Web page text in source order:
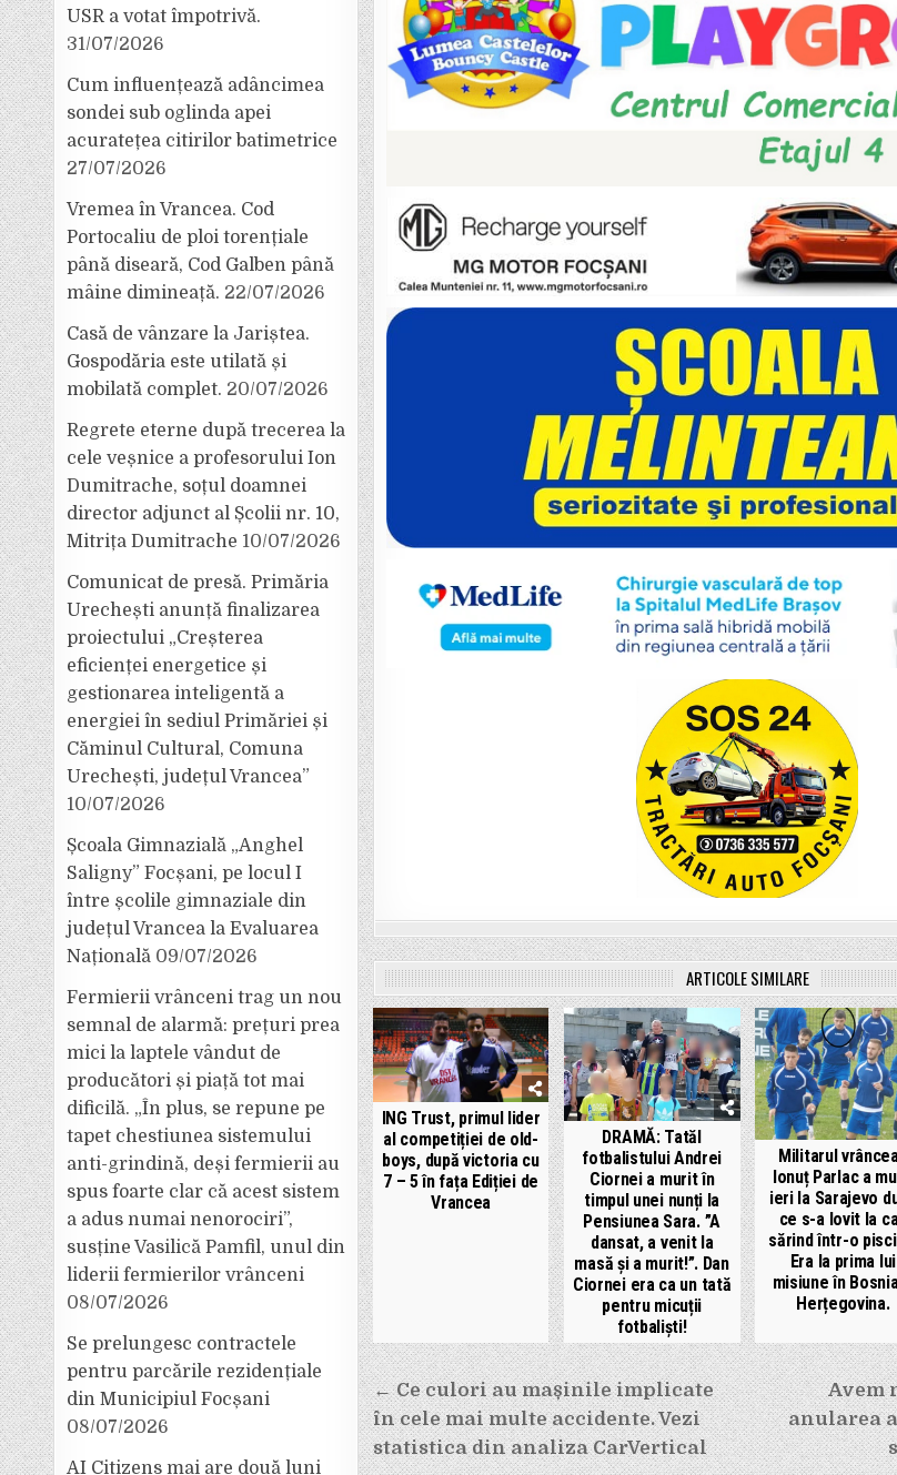
ARTICOLE SIMILARE
ING Trust, primul lider
al competiției de old-
boys, după victoria cu
7 – 5 în fața Ediției de
Vrancea
DRAMĂ: Tatăl
fotbalistului Andrei
Ciornei a murit în
timpul unei nunți la
Pensiunea Sara. ”A
dansat, a venit la
masă și a murit!”. Dan
Ciornei era ca un tată
pentru micuții
fotbaliști!
Militarul
Ionuț Parlac a
ieri la Sarajevo
ce s-a lovit la
sărind într-o
Era la prima lui
misiune în
Herțegovina.
Navigare
în
Avem
anularea
← Ce culori au mașinile implicate
în cele mai multe accidente. Vezi
statistica din analiza CarVertical
USR a votat împotrivă.
31/07/2026
Cum influențează adâncimea
sondei sub oglinda apei
acuratețea citirilor batimetrice
27/07/2026
Vremea în Vrancea. Cod
Portocaliu de ploi torențiale
până diseară, Cod Galben până
mâine dimineață. 22/07/2026
Casă de vânzare la Jariștea.
Gospodăria este utilată și
mobilată complet. 20/07/2026
Regrete eterne după trecerea la
cele veșnice a profesorului Ion
Dumitrache, soțul doamnei
director adjunct al Școlii nr. 10,
Mitrița Dumitrache 10/07/2026
Comunicat de presă. Primăria
Urechești anunță finalizarea
proiectului „Creșterea
eficienței energetice și
gestionarea inteligentă a
energiei în sediul Primăriei și
Căminul Cultural, Comuna
Urechești, județul Vrancea”
10/07/2026
Școala Gimnazială „Anghel
Saligny” Focșani, pe locul I
între școlile gimnaziale din
județul Vrancea la Evaluarea
Națională 09/07/2026
Fermierii vrânceni trag un nou
semnal de alarmă: prețuri prea
mici la laptele vândut de
producători și piață tot mai
dificilă. „În plus, se repune pe
tapet chestiunea sistemului
anti-grindină, deși fermierii au
spus foarte clar că acest sistem
a adus numai nenorociri”,
susține Vasilică Pamfil, unul din
liderii fermierilor vrânceni
08/07/2026
Se prelungesc contractele
pentru parcările rezidențiale
din Municipiul Focșani
08/07/2026
AI Citizens mai are două luni